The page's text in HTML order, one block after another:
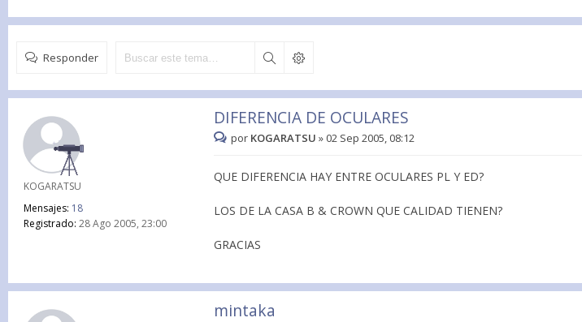
Responder
KOGARATSU
Mensajes: 18
Registrado: 28 Ago 2005, 23:00
DIFERENCIA DE OCULARES
por KOGARATSU »02 Sep 2005, 08:12
QUE DIFERENCIA HAY ENTRE OCULARES PL Y ED?
LOS DE LA CASA B & CROWN QUE CALIDAD TIENEN?
GRACIAS
mintaka